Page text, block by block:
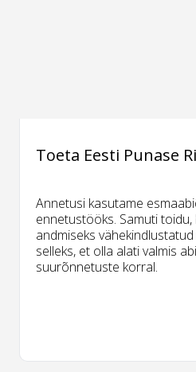
Toeta Eesti Punase
Annetusi kasutame
ennetustööks. Samuti
andmiseks
selleks, et olla alati valmis
suurõnnetuste korral.